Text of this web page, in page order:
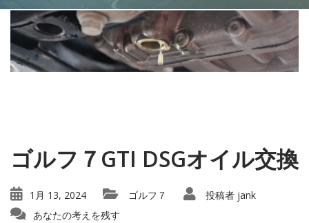
ゴルフ７GTI DSGオイル交換
1月 13, 2024 ゴルフ７ 投稿者 jank
あなたの考えを残す